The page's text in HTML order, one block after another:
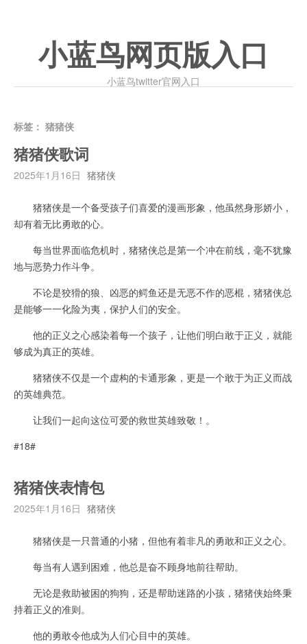
小蓝鸟网页版入口
小蓝鸟twitter官网入口
标签： 猪猪侠
猪猪侠歌词
2025年1月16日 猪猪侠
猪猪侠是一个备受孩子们喜爱的漫画形象，他虽然身形娇小，
却有着无比勇敢的心。
每当世界面临危机时，猪猪侠总是第一个冲在前线，毫不犹豫
地与恶势力作斗争。
不论是狡猾的狼、凶恶的鳄鱼还是无恶不作的恶棍，猪猪侠总
是能够一一化险为夷，保护人们的安全。
他的正义之心感染着每一个孩子，让他们明白敢于正义，就能
够成为真正的英雄。
猪猪侠不仅是一个虚构的卡通形象，更是一个敢于为正义而战
的英雄典范。
让我们一起向这位可爱的救世英雄致敬！。
#18#
猪猪侠表情包
2025年1月16日 猪猪侠
猪猪侠是一只普通的小猪，但他有着非凡的勇敢和正义之心。
每当有人遇到困难，他总是奋不顾身地前往帮助。
无论是救助被困的狗狗，还是帮助迷路的小孩，猪猪侠始终秉
持着正义的准则。
他的勇敢令他成为人们心目中的英雄。